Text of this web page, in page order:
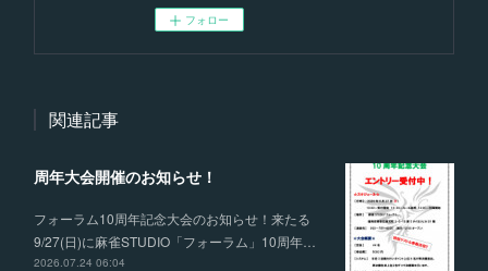
フォロー
関連記事
周年大会開催のお知らせ！
フォーラム10周年記念大会のお知らせ！来たる
9/27(日)に麻雀STUDIO「フォーラム」10周年…
2026.07.24 06:04